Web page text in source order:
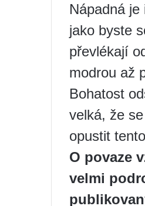
Nápadná
jako byste
převlékají
modrou až
Bohatost
velká, že
opustit
O povaze
velmi